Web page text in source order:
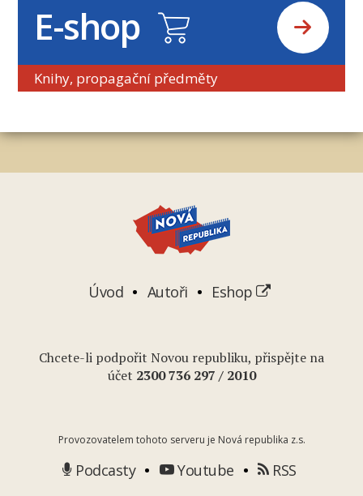
E-shop
Knihy, propagační předměty
Úvod Autoři Eshop
Chcete-li podpořit Novou republiku, přispějte na
účet 2300 736 297 / 2010
Provozovatelem tohoto serveru je Nová republika z.s.
Podcasty Youtube RSS